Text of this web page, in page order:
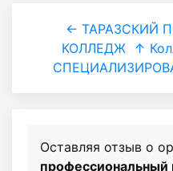
← ТАРАЗСКИЙ
КОЛЛЕДЖ
↑
Оставляя отзыв о